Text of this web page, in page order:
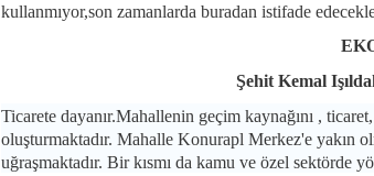
kullanmıyor,son zamanlarda buradan istifade
Şehit Kemal
Ticarete dayanır.Mahallenin geçim kaynağını ,
oluşturmaktadır. Mahalle Konurapl Merkez'e yakın
uğraşmaktadır. Bir kısmı da kamu ve özel sektörde